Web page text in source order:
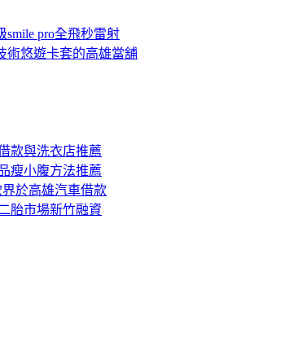
pro全飛秒雷射
術悠遊卡套的高雄當舖
款與洗衣店推薦
瘦小腹方法推薦
於高雄汽車借款
胎市場新竹融資